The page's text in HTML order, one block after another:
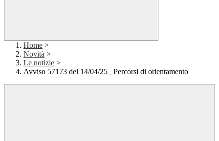
Home >
Novità >
Le notizie >
Avviso 57173 del 14/04/25_ Percorsi di orientamento